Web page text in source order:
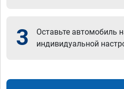
3
Оставьте автомобиль
индивидуальной